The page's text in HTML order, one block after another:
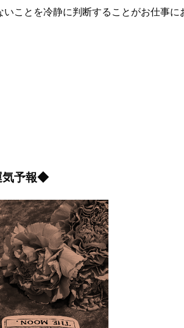
ことを冷静に判断することがお仕事に
気予報◆